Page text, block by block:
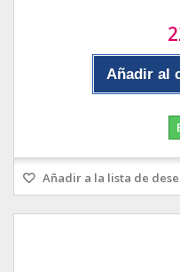
Añadir al
Añadir a la lista de